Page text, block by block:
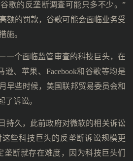
歌的反垄断调查可能只多不少。”
额的罚款，谷歌可能会面临业务受
施。
一个面临监管审查的科技巨头，在
逊、苹果、Facebook和谷歌等均是
早些时候，美国联邦贸易委员会和
了诉讼。
持久，此前政府对微软的相关诉讼
些科技巨头的反垄断诉讼规模更
垄断就存在难度，因为科技巨头们